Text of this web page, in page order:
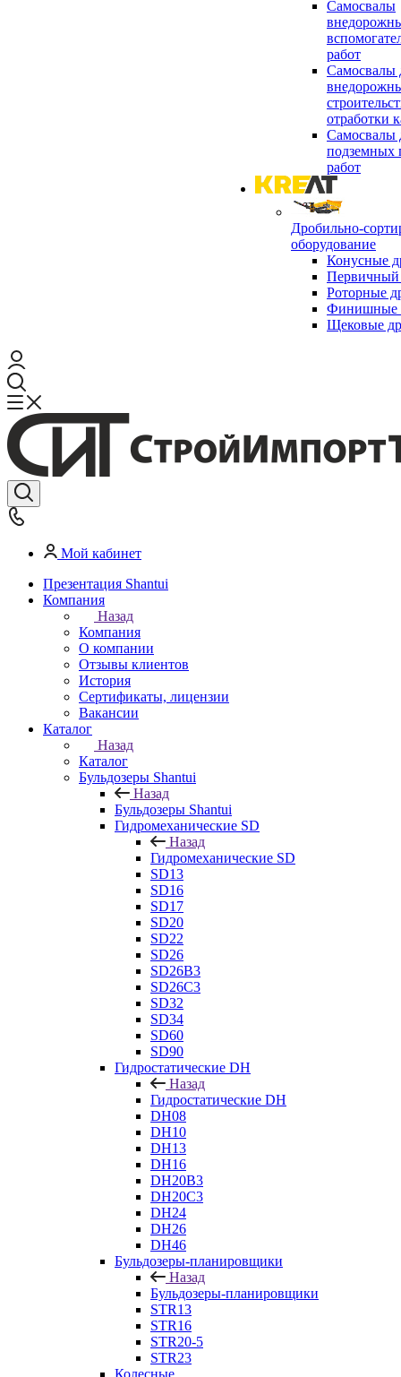
Самосвалы
работ
Самосвалы
отработки
Самосвалы
подземных
работ
Дробильно-
оборудование
Конусные
Первичный
Роторные
Финишные
Щековые
Мой кабинет
Презентация Shantui
Компания
Назад
Компания
О компании
Отзывы клиентов
История
Сертификаты, лицензии
Вакансии
Каталог
Назад
Каталог
Бульдозеры Shantui
Назад
Бульдозеры Shantui
Гидромеханические SD
Назад
Гидромеханические SD
SD13
SD16
SD17
SD20
SD22
SD26
SD26B3
SD26C3
SD32
SD34
SD60
SD90
Гидростатические DH
Назад
Гидростатические DH
DH08
DH10
DH13
DH16
DH20B3
DH20C3
DH24
DH26
DH46
Бульдозеры-планировщики
Назад
Бульдозеры-планировщики
STR13
STR16
STR20-5
STR23
Колесные